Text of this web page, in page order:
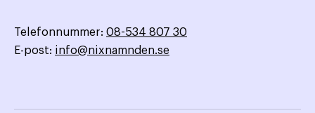
Telefonnummer: 08-534 807 30
E-post: info@nixnamnden.se